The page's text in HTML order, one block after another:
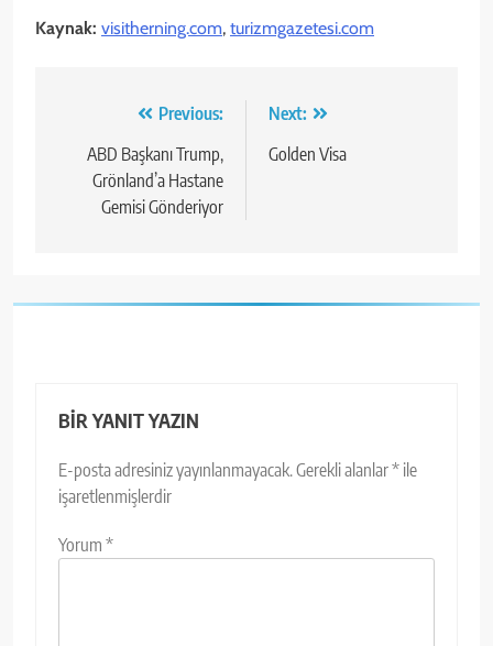
Kaynak: visitherning.com, turizmgazetesi.com
gezinmesi
Previous:
ABD Başkanı Trump,
Grönland’a Hastane
Gemisi Gönderiyor
Next:
Golden Visa
BIR YANIT YAZIN
E-posta adresiniz yayınlanmayacak.Gerekli alanlar* ile
işaretlenmişlerdir
Yorum *